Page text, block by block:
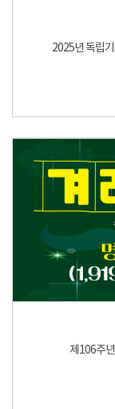
2025년 독립
제106주년